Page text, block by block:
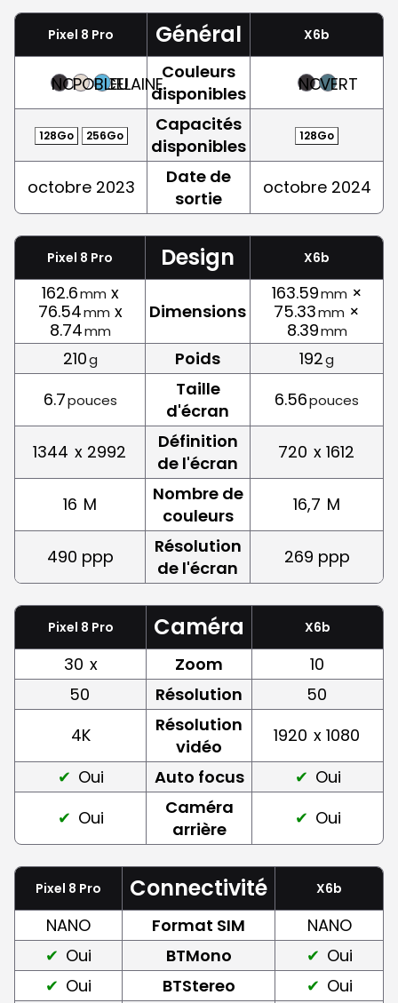
Pixel 8 Pro Général X6b
NOIRPORCELAINE
BLEU
Couleurs
disponibles
NOIRVERT
128Go 256Go
Capacités
disponibles
128Go
octobre 2023
Date de
sortie
octobre 2024
Pixel 8 Pro Design X6b
162.6mm x
76.54mm x
8.74mm
Dimensions
163.59mm ×
75.33mm ×
8.39mm
210g Poids 192g
6.7pouces
Taille
d'écran
6.56pouces
1344 x 2992
Définition
de l'écran
720 x 1612
16 M
Nombre de
couleurs
16,7 M
490 ppp
Résolution
de l'écran
269 ppp
Pixel 8 Pro Caméra X6b
30 x Zoom
10
50
Résolution
50
4K
Résolution
vidéo
1920 x 1080
Oui
Auto focus
Oui
Oui
Caméra
arrière
Oui
Pixel 8 Pro Connectivité X6b
NANO Format SIM
NANO
Oui
BTMono
Oui
Oui
BTStereo
Oui